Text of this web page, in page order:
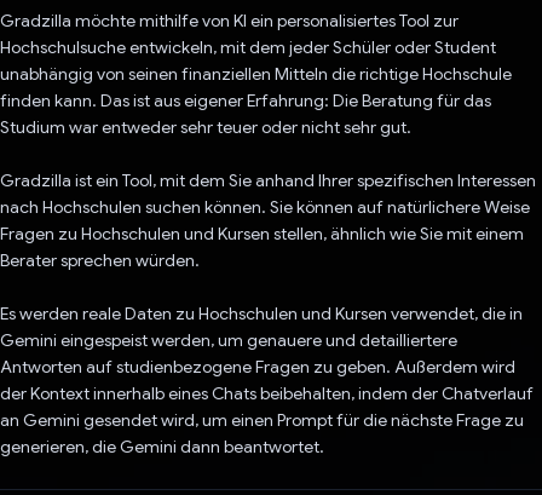
Gradzilla möchte mithilfe von KI ein personalisiertes Tool zur
Hochschulsuche entwickeln, mit dem jeder Schüler oder Student
unabhängig von seinen finanziellen Mitteln die richtige Hochschule
finden kann. Das ist aus eigener Erfahrung: Die Beratung für das
Studium war entweder sehr teuer oder nicht sehr gut.
Gradzilla ist ein Tool, mit dem Sie anhand Ihrer spezifischen Interessen
nach Hochschulen suchen können. Sie können auf natürlichere Weise
Fragen zu Hochschulen und Kursen stellen, ähnlich wie Sie mit einem
Berater sprechen würden.
Es werden reale Daten zu Hochschulen und Kursen verwendet, die in
Gemini eingespeist werden, um genauere und detailliertere
Antworten auf studienbezogene Fragen zu geben. Außerdem wird
der Kontext innerhalb eines Chats beibehalten, indem der Chatverlauf
an Gemini gesendet wird, um einen Prompt für die nächste Frage zu
generieren, die Gemini dann beantwortet.